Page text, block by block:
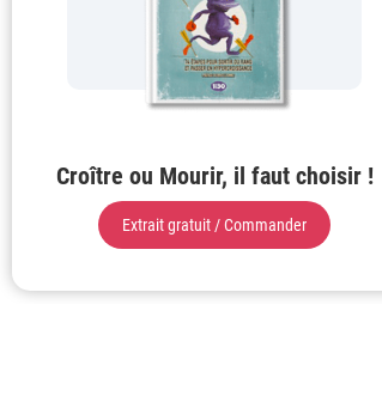
Croître ou Mourir, il faut choisir !
Extrait gratuit / Commander